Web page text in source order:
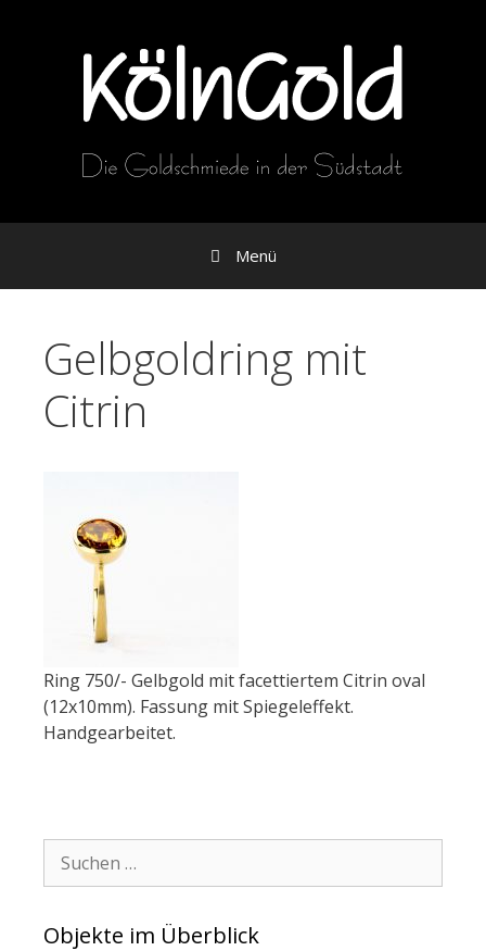
Menü
Gelbgoldring mit
Citrin
Ring 750/- Gelbgold mit facettiertem Citrin oval
(12x10mm). Fassung mit Spiegeleffekt.
Handgearbeitet.
Suchen:
Objekte im Überblick